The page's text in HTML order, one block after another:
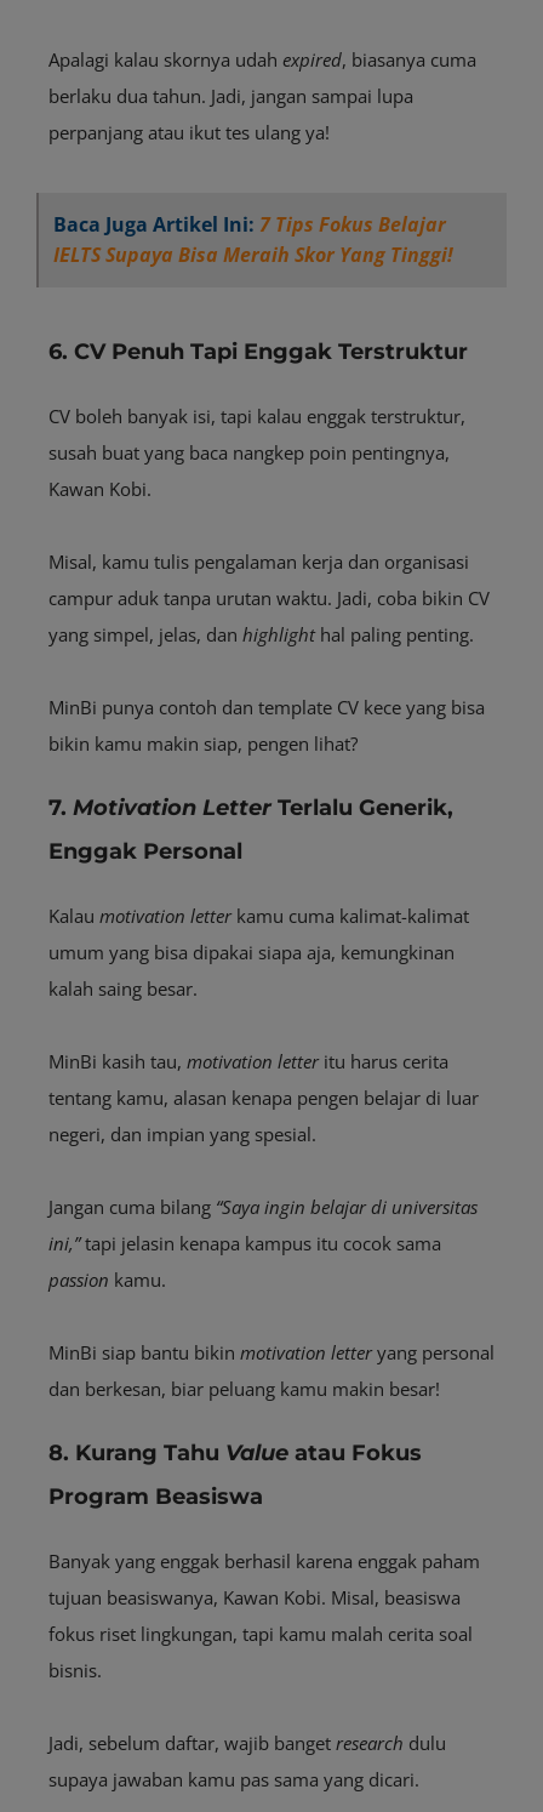
Apalagi kalau skornya udah expired, biasanya cuma
berlaku dua tahun. Jadi, jangan sampai lupa
perpanjang atau ikut tes ulang ya!
Baca Juga Artikel Ini: 7 Tips Fokus Belajar
IELTS Supaya Bisa Meraih Skor Yang Tinggi!
6. CV Penuh Tapi Enggak Terstruktur
CV boleh banyak isi, tapi kalau enggak terstruktur,
susah buat yang baca nangkep poin pentingnya,
Kawan Kobi.
Misal, kamu tulis pengalaman kerja dan organisasi
campur aduk tanpa urutan waktu. Jadi, coba bikin CV
yang simpel, jelas, dan highlight hal paling penting.
MinBi punya contoh dan template CV kece yang bisa
bikin kamu makin siap, pengen lihat?
7. Motivation Letter Terlalu Generik,
Enggak Personal
Kalau motivation letterkamu cuma kalimat-kalimat
umum yang bisa dipakai siapa aja, kemungkinan
kalah saing besar.
MinBi kasih tau, motivation letteritu harus cerita
tentang kamu, alasan kenapa pengen belajar di luar
negeri, dan impian yang spesial.
Jangan cuma bilang “Saya ingin belajar di universitas
ini,”tapi jelasin kenapa kampus itu cocok sama
passion kamu.
MinBi siap bantu bikin motivation letteryang personal
dan berkesan, biar peluang kamu makin besar!
8. Kurang Tahu Value atau Fokus
Program Beasiswa
Banyak yang enggak berhasil karena enggak paham
tujuan beasiswanya, Kawan Kobi. Misal, beasiswa
fokus riset lingkungan, tapi kamu malah cerita soal
bisnis.
Jadi, sebelum daftar, wajib banget research dulu
supaya jawaban kamu pas sama yang dicari.